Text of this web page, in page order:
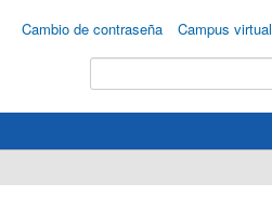
Cambio de contraseña Campus virtual